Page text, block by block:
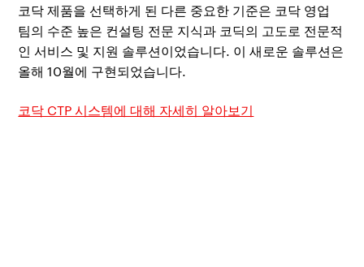
코닥 제품을 선택하게 된 다른 중요한 기준은 코닥 영업
팀의 수준 높은 컨설팅 전문 지식과 코딕의 고도로 전문적
인 서비스 및 지원 솔루션이었습니다. 이 새로운 솔루션은
올해 10월에 구현되었습니다.
코닥 CTP 시스템에 대해 자세히 알아보기